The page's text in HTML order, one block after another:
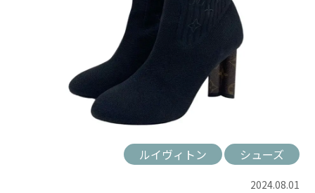
ルイヴィトン シューズ
2024.08.01